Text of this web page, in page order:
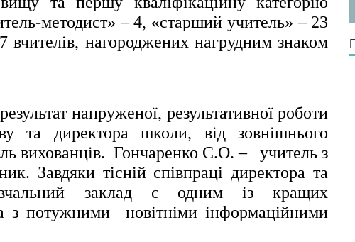
методист» – 4, «старший учитель» – 23
нагороджених нагрудним знаком
напруженої, результативної роботи
та директора школи, від зовнішнього
вихованців. Гончаренко С.О. – учитель з
Завдяки тісній співпраці директора та
заклад є одним із кращих
з потужними новітніми інформаційними